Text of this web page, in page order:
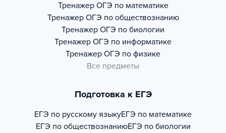
Тренажер ОГЭ по математике
Тренажер ОГЭ по обществознанию
Тренажер ОГЭ по биологии
Тренажер ОГЭ по информатике
Тренажер ОГЭ по физике
Все предметы
Подготовка к ЕГЭ
ЕГЭ по русскому языкуЕГЭ по математике
ЕГЭ по обществознаниюЕГЭ по биологии